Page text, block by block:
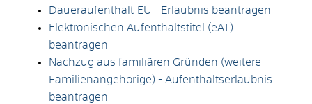
Daueraufenthalt-EU - Erlaubnis beantragen
Elektronischen Aufenthaltstitel (eAT)
beantragen
Nachzug aus familiären Gründen (weitere
Familienangehörige) - Aufenthaltserlaubnis
beantragen